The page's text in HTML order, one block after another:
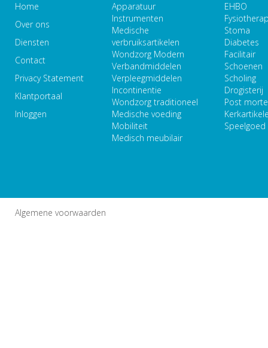
Home
Over ons
Diensten
Contact
Privacy Statement
Klantportaal
Inloggen
Apparatuur
Instrumenten
Medische
verbruiksartikelen
Wondzorg Modern
Verbandmiddelen
Verpleegmiddelen
Incontinentie
Wondzorg traditioneel
Medische voeding
Mobiliteit
Medisch meubilair
EHBO
Stoma
Diabetes
Facilitair
Schoenen
Scholing
Drogisterij
Post
Speelgoed
Algemene voorwaarden